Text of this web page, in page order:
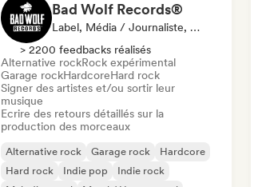
Bad Wolf Records®
Label, Média / Journaliste, Spécialiste Son
> 2200 feedbacks réalisés
Alternative rockRock expérimental
Garage rockHardcoreHard rock
Signer des artistes et/ou sortir leur
musique
Ecrire des retours détaillés sur la
production des morceaux
Alternative rock Garage rock
Hardcore
Hard rock
Indie pop
Indie rock